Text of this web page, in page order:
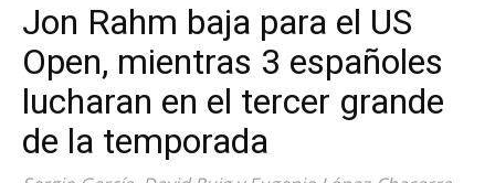
Jon Rahm baja para el US
Open, mientras 3 españoles
lucharan en el tercer grande
de la temporada